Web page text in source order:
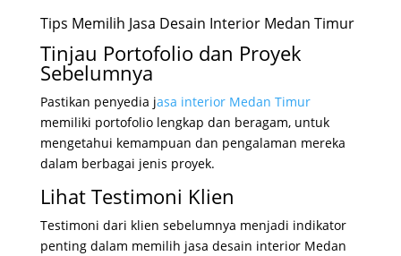
Tips Memilih Jasa Desain Interior Medan Timur
Tinjau Portofolio dan Proyek
Sebelumnya
Pastikan penyedia jasa interior Medan Timur
memiliki portofolio lengkap dan beragam, untuk
mengetahui kemampuan dan pengalaman mereka
dalam berbagai jenis proyek.
Lihat Testimoni Klien
Testimoni dari klien sebelumnya menjadi indikator
penting dalam memilih jasa desain interior Medan